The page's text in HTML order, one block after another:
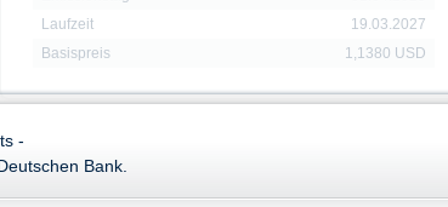
Laufzeit
19.03.2027
Basispreis
1,1380 USD
-
Bank.